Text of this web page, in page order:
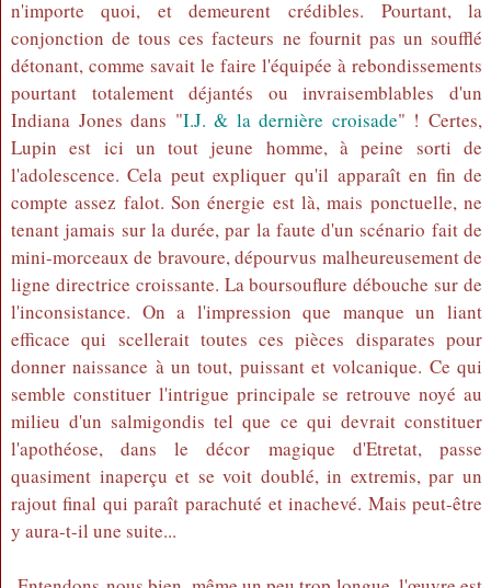
n'importe quoi, et demeurent crédibles. Pourtant, la
conjonction de tous ces facteurs ne fournit pas un soufflé
détonant, comme savait le faire l'équipée à rebondissements
pourtant totalement déjantés ou invraisemblables d'un
Indiana Jones dans "I.J. & la dernière croisade" ! Certes,
Lupin est ici un tout jeune homme, à peine sorti de
l'adolescence. Cela peut expliquer qu'il apparaît en fin de
compte assez falot. Son énergie est là, mais ponctuelle, ne
tenant jamais sur la durée, par la faute d'un scénario fait de
mini-morceaux de bravoure, dépourvus malheureusement de
ligne directrice croissante. La boursouflure débouche sur de
l'inconsistance. On a l'impression que manque un liant
efficace qui scellerait toutes ces pièces disparates pour
donner naissance à un tout, puissant et volcanique. Ce qui
semble constituer l'intrigue principale se retrouve noyé au
milieu d'un salmigondis tel que ce qui devrait constituer
l'apothéose, dans le décor magique d'Etretat, passe
quasiment inaperçu et se voit doublé, in extremis, par un
rajout final qui paraît parachuté et inachevé. Mais peut-être
y aura-t-il une suite...